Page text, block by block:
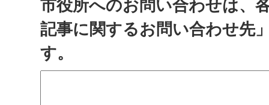
市役所へのお問い合わせは、
記事に関するお問い合わせ先
す。